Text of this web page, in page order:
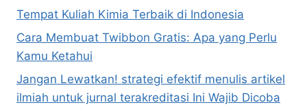
Tempat Kuliah Kimia Terbaik di Indonesia
Cara Membuat Twibbon Gratis: Apa yang Perlu
Kamu Ketahui
Jangan Lewatkan! strategi efektif menulis artikel
ilmiah untuk jurnal terakreditasi Ini Wajib Dicoba